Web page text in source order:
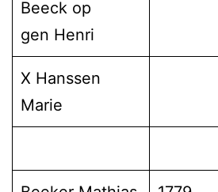
Beeck op
gen Henri
X Hanssen
Marie